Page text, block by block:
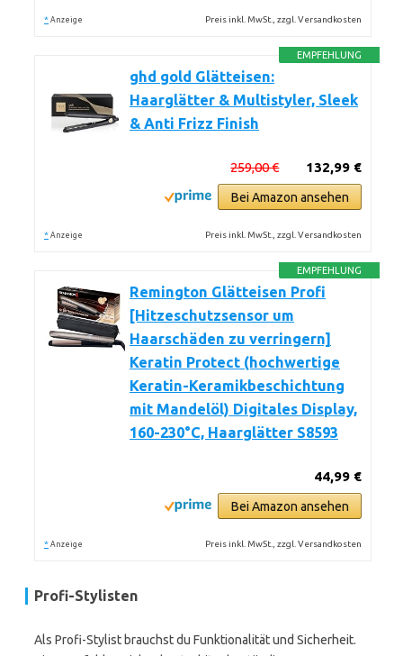
* Anzeige Preis inkl. MwSt., zzgl. Versandkosten
EMPFEHLUNG
ghd gold Glätteisen:
Haarglätter & Multistyler, Sleek
& Anti Frizz Finish
132,99 €
259,00 €
Bei Amazon ansehen
* Anzeige Preis inkl. MwSt., zzgl. Versandkosten
EMPFEHLUNG
Remington Glätteisen Profi
[Hitzeschutzsensor um
Haarschäden zu verringern]
Keratin Protect (hochwertige
Keratin-Keramikbeschichtung
mit Mandelöl) Digitales Display,
160-230°C, Haarglätter S8593
44,99 €
Bei Amazon ansehen
* Anzeige Preis inkl. MwSt., zzgl. Versandkosten
Profi-Stylisten
Als Profi-Stylist brauchst du Funktionalität und Sicherheit.